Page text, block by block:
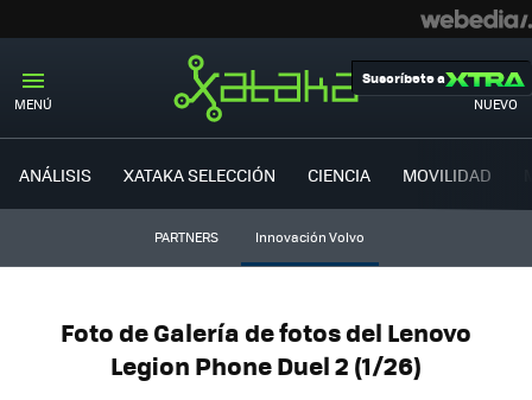
MENÚ NUEVO
Suscríbete a
ANÁLISIS XATAKA SELECCIÓN CIENCIA MOVILIDAD
PARTNERS Innovación Volvo
Foto de Galería de fotos del Lenovo
Legion Phone Duel 2 (1/26)